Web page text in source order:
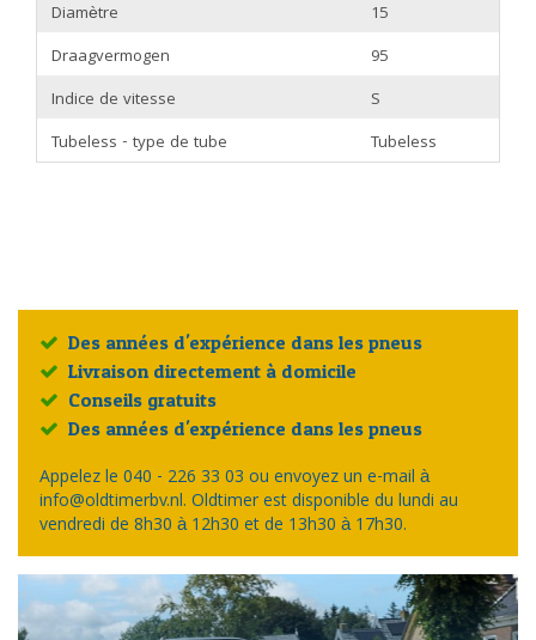
Diamètre
15
Draagvermogen
95
Indice de vitesse
S
Tubeless - type de tube
Tubeless
Des années d'expérience dans les pneus
Livraison directement à domicile
Conseils gratuits
Des années d'expérience dans les pneus
Appelez le 040 - 226 33 03 ou envoyez un e-mail à
info@oldtimerbv.nl. Oldtimer est disponible du lundi au
vendredi de 8h30 à 12h30 et de 13h30 à 17h30.